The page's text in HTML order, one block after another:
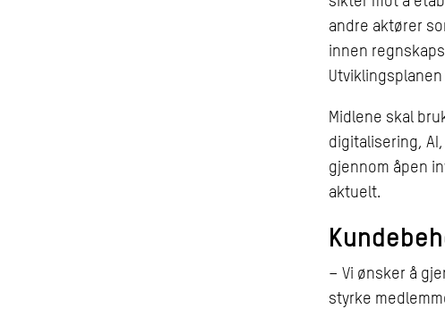
andre aktører
innen
Utviklingsplanen
Midlene skal
digitalisering,
gjennom åpen
aktuelt.
– Vi ønsker å
styrke